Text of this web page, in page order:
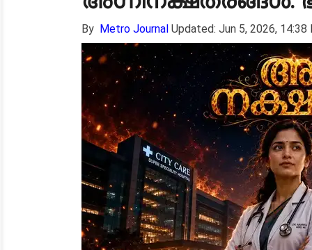
By Metro Journal Updated: Jun 5, 2026, 14:38